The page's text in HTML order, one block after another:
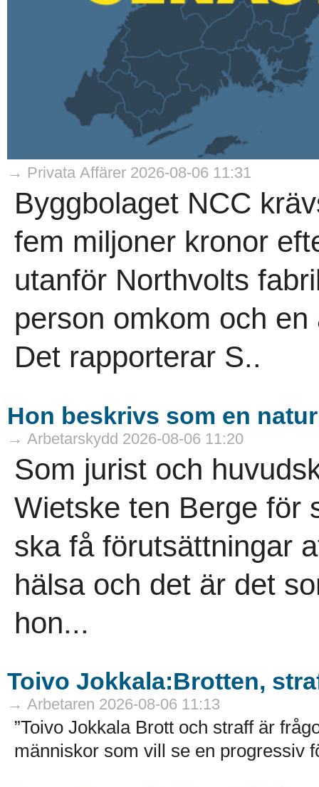
→ Privata Affärer 2026-08-06 11:31
Byggbolaget NCC
fem miljoner kronor
utanför Northvolts
person omkom och
Det rapporterar S..
Hon beskrivs som en
→ Arbetarskydd 2026-08-06 11:20
Som jurist och
Wietske ten Berge för
ska få förutsättningar
hälsa och det är det
hon...
Toivo Jokkala:Brotten,
→ Arbetaren 2026-08-06 11:13
”Toivo Jokkala Brott och straff är
människor som vill se en progressiv